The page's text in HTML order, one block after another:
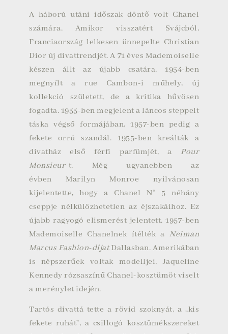
A háború utáni időszak döntő volt Chanel
számára. Amikor visszatért Svájcból,
Franciaország lelkesen ünnepelte Christian
Dior új divattrendjét. A 71 éves Mademoiselle
készen állt az újabb csatára. 1954-ben
megnyílt a rue Cambon-i műhely, új
kollekció született, de a kritika hűvösen
fogadta. 1955-ben megjelent a láncos steppelt
táska végső formájában, 1957-ben pedig a
fekete orrú szandál. 1955-ben kreálták a
divatház első férfi parfümjét, a Pour
Monsieur-t. Még ugyanebben az
évben Marilyn Monroe nyilvánosan
kijelentette, hogy a Chanel N° 5 néhány
cseppje nélkülözhetetlen az éjszakáihoz. Ez
újabb ragyogó elismerést jelentett. 1957-ben
Mademoiselle Chanelnek ítélték a Neiman
Marcus Fashion-díjat Dallasban. Amerikában
is népszerűek voltak modelljei,Jaqueline
Kennedy rózsaszínű Chanel-kosztümöt viselt
a merénylet idején.
Tartós divattá tette a rövid szoknyát, a „kis
fekete ruhát”, a csillogó kosztümékszereket